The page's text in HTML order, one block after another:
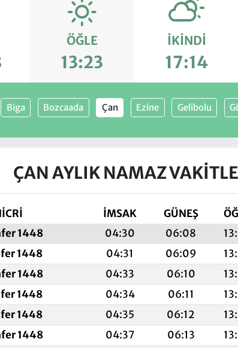
ÖĞLE
13:23
İKINDI
17:14
Biga Bozcaada Çan Ezine Gelibolu
ÇAN AYLIK NAMAZ
İMSAK GÜNEŞ
1448
04:30 06:08
1448
04:31 06:09
1448
04:33 06:10
1448
04:34 06:11
1448
04:35 06:12
1448
04:37 06:13